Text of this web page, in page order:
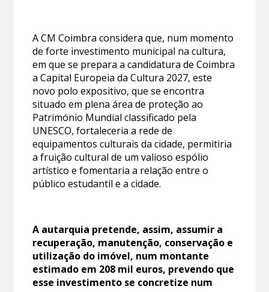
A CM Coimbra considera que, num momento
de forte investimento municipal na cultura,
em que se prepara a candidatura de Coimbra
a Capital Europeia da Cultura 2027, este
novo polo expositivo, que se encontra
situado em plena área de proteção ao
Património Mundial classificado pela
UNESCO, fortaleceria a rede de
equipamentos culturais da cidade, permitiria
a fruição cultural de um valioso espólio
artístico e fomentaria a relação entre o
público estudantil e a cidade.
A autarquia pretende, assim, assumir a
recuperação, manutenção, conservação e
utilização do imóvel, num montante
estimado em 208 mil euros, prevendo que
esse investimento se concretize num